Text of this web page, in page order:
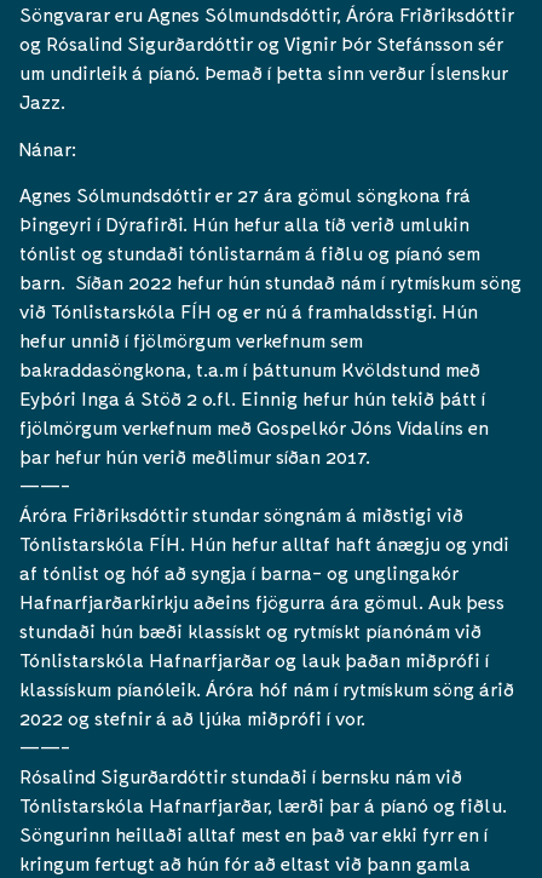
Söngvarar eru Agnes Sólmundsdóttir, Áróra Friðriksdóttir
og Rósalind Sigurðardóttir og Vignir Þór Stefánsson sér
um undirleik á píanó. Þemað í þetta sinn verður Íslenskur
Jazz.
Nánar:
Agnes Sólmundsdóttir er 27 ára gömul söngkona frá
Þingeyri í Dýrafirði. Hún hefur alla tíð verið umlukin
tónlist og stundaði tónlistarnám á fiðlu og píanó sem
barn. Síðan 2022 hefur hún stundað nám í rytmískum söng
við Tónlistarskóla FÍH og er nú á framhaldsstigi. Hún
hefur unnið í fjölmörgum verkefnum sem
bakraddasöngkona, t.a.m í þáttunum Kvöldstund með
Eyþóri Inga á Stöð 2 o.fl. Einnig hefur hún tekið þátt í
fjölmörgum verkefnum með Gospelkór Jóns Vídalíns en
þar hefur hún verið meðlimur síðan 2017.
——-
Áróra Friðriksdóttir stundar söngnám á miðstigi við
Tónlistarskóla FÍH. Hún hefur alltaf haft ánægju og yndi
af tónlist og hóf að syngja í barna- og unglingakór
Hafnarfjarðarkirkju aðeins fjögurra ára gömul. Auk þess
stundaði hún bæði klassískt og rytmískt píanónám við
Tónlistarskóla Hafnarfjarðar og lauk þaðan miðprófi í
klassískum píanóleik. Áróra hóf nám í rytmískum söng árið
2022 og stefnir á að ljúka miðprófi í vor.
——-
Rósalind Sigurðardóttir stundaði í bernsku nám við
Tónlistarskóla Hafnarfjarðar, lærði þar á píanó og fiðlu.
Söngurinn heillaði alltaf mest en það var ekki fyrr en í
kringum fertugt að hún fór að eltast við þann gamla